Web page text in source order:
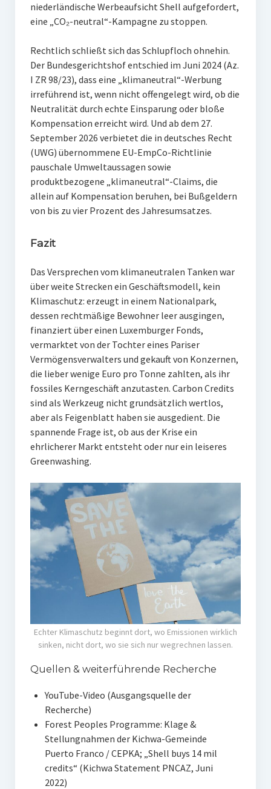
niederländische Werbeaufsicht Shell aufgefordert,
eine „CO₂-neutral“-Kampagne zu stoppen.
Rechtlich schließt sich das Schlupfloch ohnehin.
Der Bundesgerichtshof entschied im Juni 2024 (Az.
I ZR 98/23), dass eine „klimaneutral“-Werbung
irreführend ist, wenn nicht offengelegt wird, ob die
Neutralität durch echte Einsparung oder bloße
Kompensation erreicht wird. Und ab dem 27.
September 2026 verbietet die in deutsches Recht
(UWG) übernommene EU-EmpCo-Richtlinie
pauschale Umweltaussagen sowie
produktbezogene „klimaneutral“-Claims, die
allein auf Kompensation beruhen, bei Bußgeldern
von bis zu vier Prozent des Jahresumsatzes.
Fazit
Das Versprechen vom klimaneutralen Tanken war
über weite Strecken ein Geschäftsmodell, kein
Klimaschutz: erzeugt in einem Nationalpark,
dessen rechtmäßige Bewohner leer ausgingen,
finanziert über einen Luxemburger Fonds,
vermarktet von der Tochter eines Pariser
Vermögensverwalters und gekauft von Konzernen,
die lieber wenige Euro pro Tonne zahlten, als ihr
fossiles Kerngeschäft anzutasten. Carbon Credits
sind als Werkzeug nicht grundsätzlich wertlos,
aber als Feigenblatt haben sie ausgedient. Die
spannende Frage ist, ob aus der Krise ein
ehrlicherer Markt entsteht oder nur ein leiseres
Greenwashing.
Echter Klimaschutz beginnt dort, wo Emissionen wirklich
sinken, nicht dort, wo sie sich nur wegrechnen lassen.
Quellen & weiterführende Recherche
YouTube-Video (Ausgangsquelle der
Recherche)
Forest Peoples Programme: Klage &
Stellungnahmen der Kichwa-Gemeinde
Puerto Franco / CEPKA; „Shell buys 14 mil
credits“ (Kichwa Statement PNCAZ, Juni
2022)